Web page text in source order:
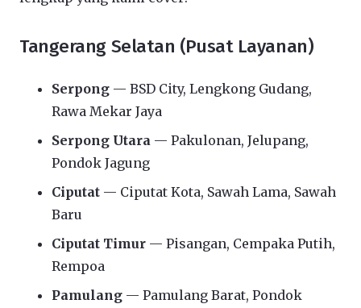
Tangerang Selatan (Pusat Layanan)
Serpong — BSD City, Lengkong Gudang,
Rawa Mekar Jaya
Serpong Utara — Pakulonan, Jelupang,
Pondok Jagung
Ciputat — Ciputat Kota, Sawah Lama, Sawah
Baru
Ciputat Timur — Pisangan, Cempaka Putih,
Rempoa
Pamulang — Pamulang Barat, Pondok